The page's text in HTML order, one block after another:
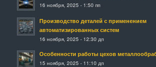
16 ноября, 2025 - 1:50 пп
Производство деталей с применением
автоматизированных систем
16 ноября, 2025 - 12:30 дп
Особенности работы цехов
15 ноября, 2025 - 11:10 дп